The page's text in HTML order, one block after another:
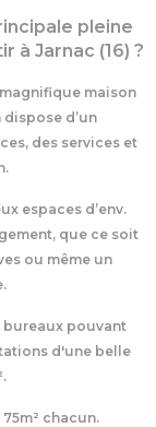
pleine
à Jarnac (16) ?
maison
dispose d’un
des services et
espaces d’env.
que ce soit
ou même un
bureaux pouvant
d'une belle
m² chacun.